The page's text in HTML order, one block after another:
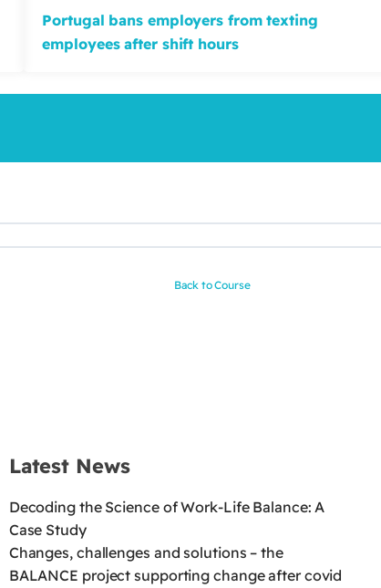
Portugal bans employers from texting
employees after shift hours
Back to Course
Latest News
Decoding the Science of Work-Life Balance: A
Case Study
Changes, challenges and solutions – the
BALANCE project supporting change after covid